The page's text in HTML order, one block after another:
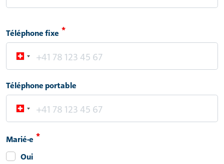
Téléphone fixe
Téléphone portable
Marié·e
Oui